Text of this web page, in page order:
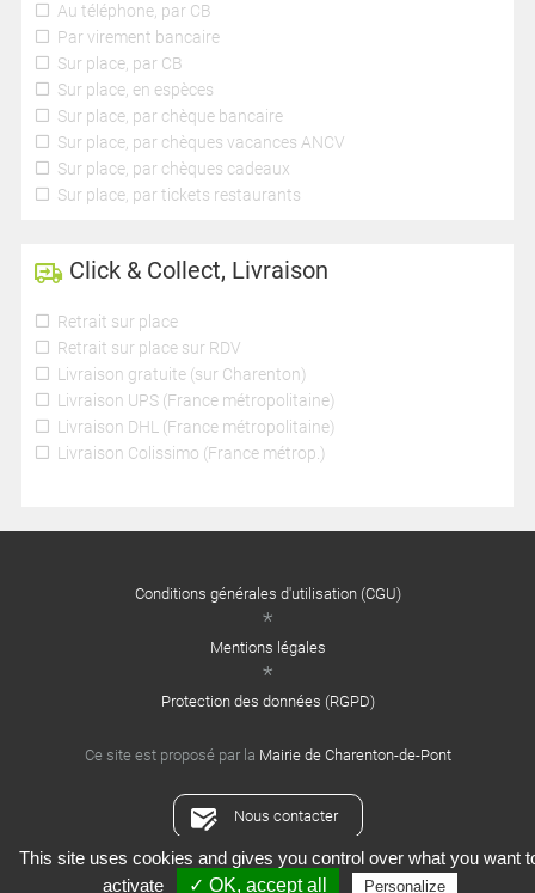
Au téléphone, par CB
Par virement bancaire
Sur place, par CB
Sur place, en espèces
Sur place, par chèque bancaire
Sur place, par chèques vacances ANCV
Sur place, par chèques cadeaux
Sur place, par tickets restaurants
Click & Collect, Livraison
Retrait sur place
Retrait sur place sur RDV
Livraison gratuite (sur Charenton)
Livraison UPS (France métropolitaine)
Livraison DHL (France métropolitaine)
Livraison Colissimo (France métrop.)
Conditions générales d'utilisation (CGU)
Mentions légales
Protection des données (RGPD)
Ce site est proposé par la Mairie de Charenton-de-Pont
Nous contacter
Crédits : Xooloop Studio
This site uses cookies and gives you control over what you want
activate
✓ OK, accept all Personalize